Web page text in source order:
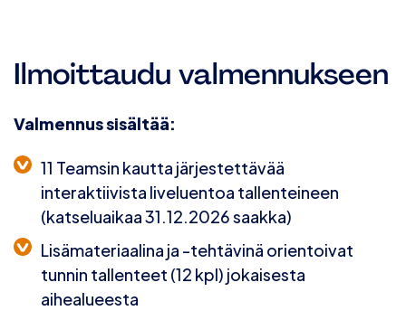
Ilmoittaudu valmennukseen
Valmennus sisältää:
11 Teamsin kautta järjestettävää
interaktiivista liveluentoa tallenteineen
(katseluaikaa 31.12.2026 saakka)
Lisämateriaalina ja -tehtävinä orientoivat
tunnin tallenteet (12 kpl) jokaisesta
aihealueesta